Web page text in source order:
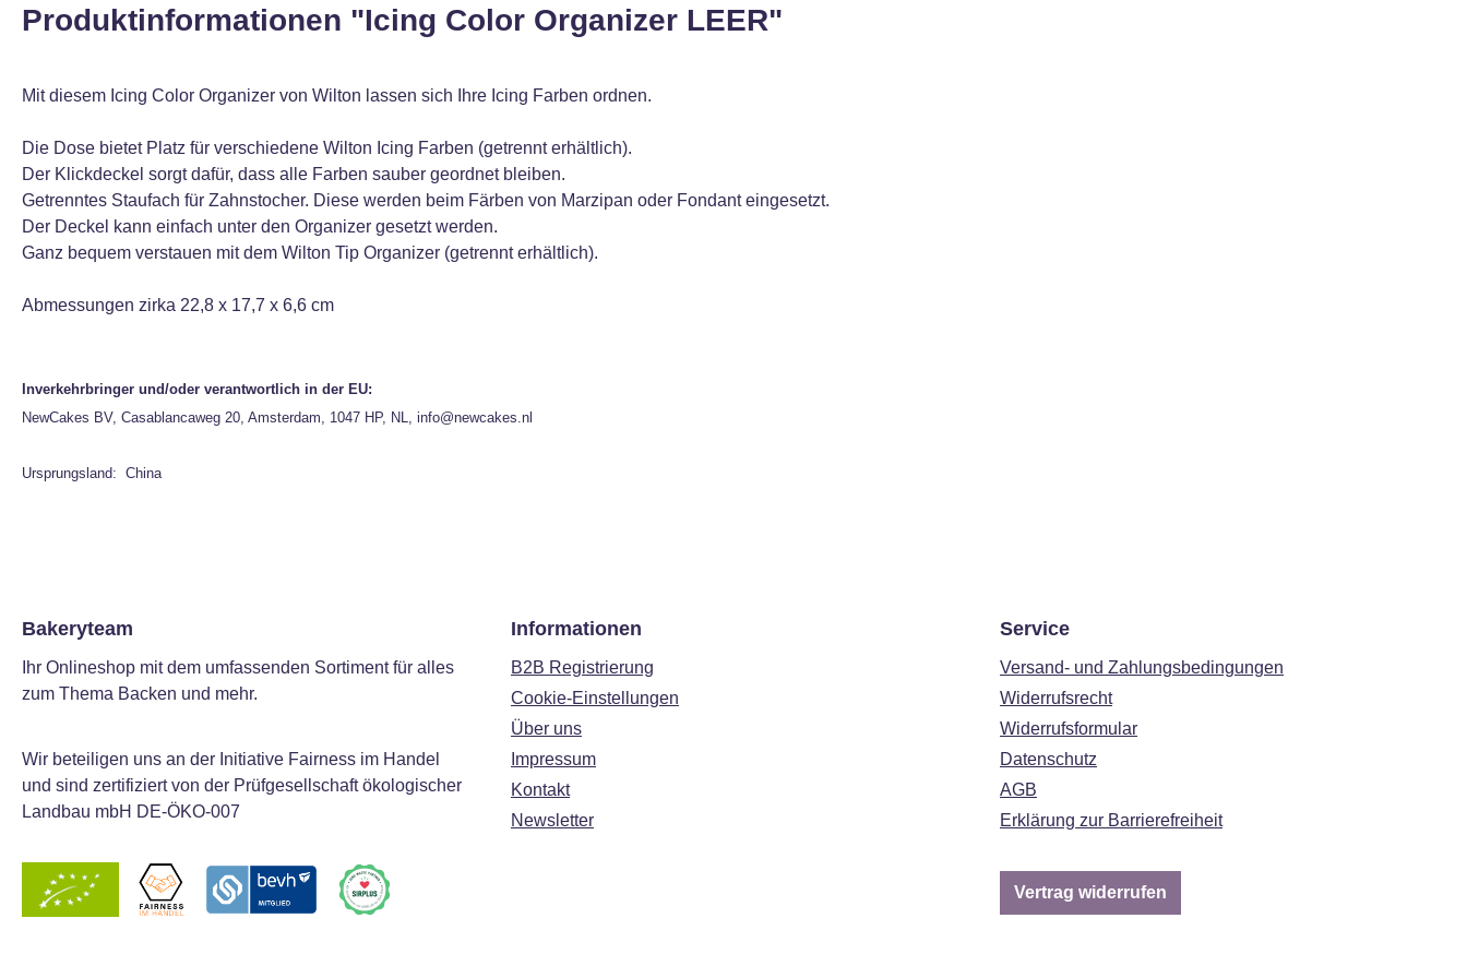
Produktinformationen "Icing Color Organizer LEER"
Mit diesem Icing Color Organizer von Wilton lassen sich Ihre Icing Farben ordnen.
Die Dose bietet Platz für verschiedene Wilton Icing Farben (getrennt erhältlich).
Der Klickdeckel sorgt dafür, dass alle Farben sauber geordnet bleiben.
Getrenntes Staufach für Zahnstocher. Diese werden beim Färben von Marzipan oder Fondant eingesetzt.
Der Deckel kann einfach unter den Organizer gesetzt werden.
Ganz bequem verstauen mit dem Wilton Tip Organizer (getrennt erhältlich).
Abmessungen zirka 22,8 x 17,7 x 6,6 cm
Inverkehrbringer und/oder verantwortlich in der EU:
NewCakes BV, Casablancaweg 20, Amsterdam, 1047 HP, NL, info@newcakes.nl
Ursprungsland: China
Bakeryteam
Ihr Onlineshop mit dem umfassenden Sortiment für alles
zum Thema Backen und mehr.
Wir beteiligen uns an der Initiative Fairness im Handel
und sind zertifiziert von der Prüfgesellschaft ökologischer
Landbau mbH DE-ÖKO-007
Informationen
B2B Registrierung
Cookie-Einstellungen
Über uns
Impressum
Kontakt
Newsletter
Service
Versand- und Zahlungsbedingungen
Widerrufsrecht
Widerrufsformular
Datenschutz
AGB
Erklärung zur Barrierefreiheit
Vertrag widerrufen